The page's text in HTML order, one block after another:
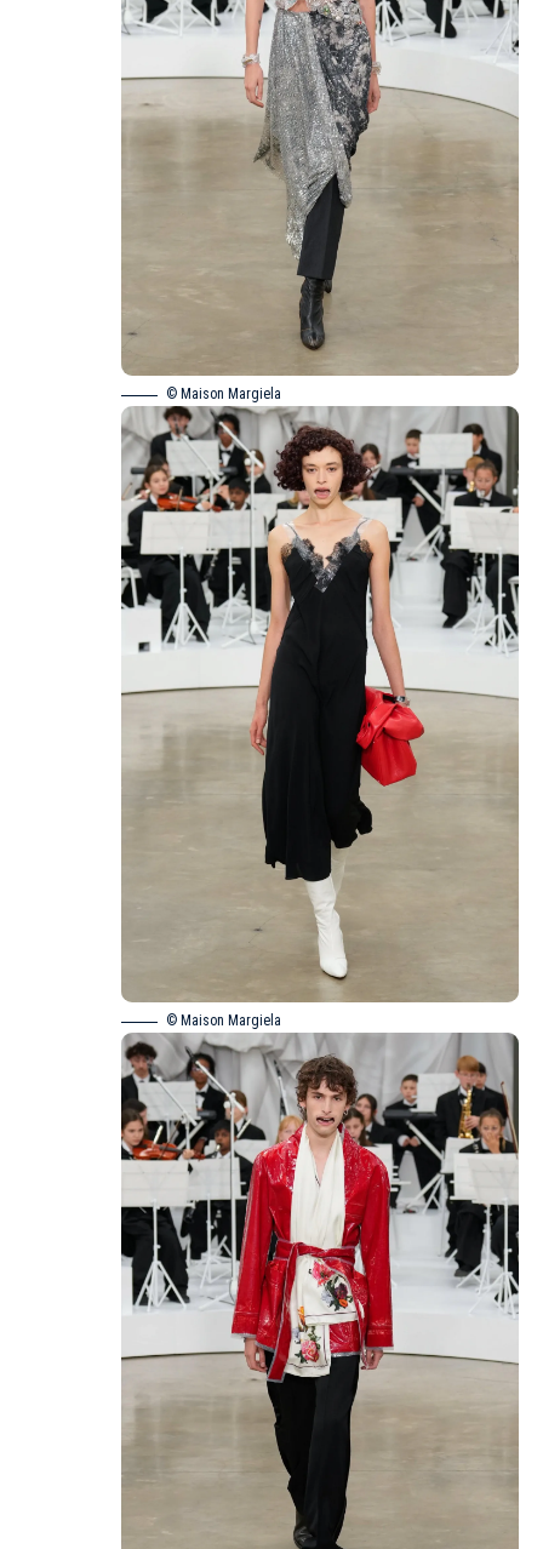
© Maison Margiela
© Maison Margiela